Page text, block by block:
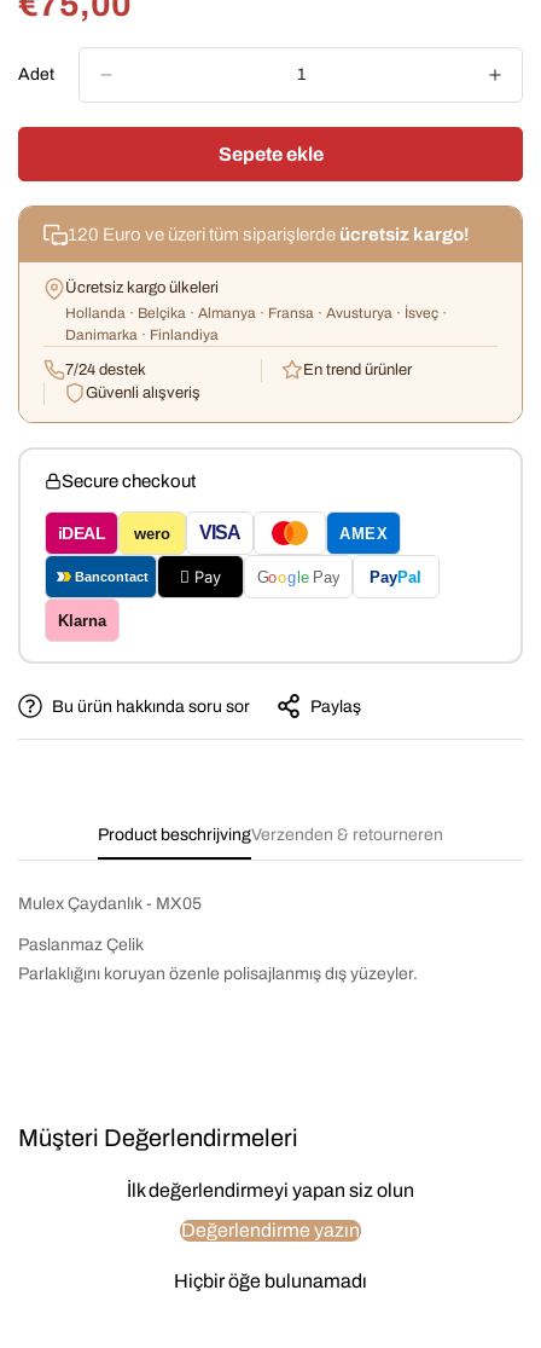
Adet
Sepete ekle
120 Euro ve üzeri tüm siparişlerde ücretsiz kargo!
Ücretsiz kargo ülkeleri
Hollanda · Belçika · Almanya · Fransa · Avusturya · İsveç ·
Danimarka · Finlandiya
7/24 destek
En trend ürünler
Güvenli alışveriş
Secure checkout
iDEAL wero VISA AMEX
Bancontact  Pay Goog le Pay PayPal
Klarna
Bu ürün hakkında soru sor Paylaş
Product beschrijvingVerzenden & retourneren
Mulex Çaydanlık - MX05
Paslanmaz Çelik
Parlaklığını koruyan özenle polisajlanmış dış yüzeyler.
Müşteri Değerlendirmeleri
İlk değerlendirmeyi yapan siz olun
Değerlendirme yazın
Hiçbir öğe bulunamadı